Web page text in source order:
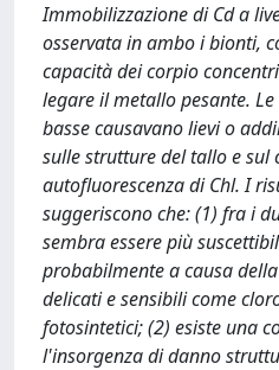
Immobilizzazione di Cd a
osservata in ambo i bionti,
capacità dei corpio
legare il metallo pesante.
basse causavano lievi o
sulle strutture del tallo e sul
autofluorescenza di Chl. I
suggeriscono che: (1) fra i
sembra essere più
probabilmente a causa
delicati e sensibili come
fotosintetici; (2) esiste una
l'insorgenza di danno